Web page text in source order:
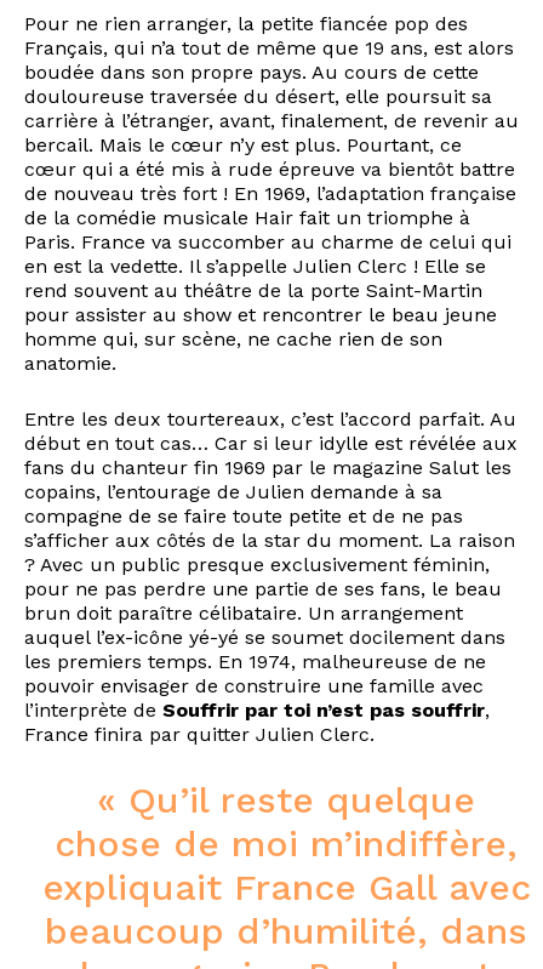
Pour ne rien arranger, la petite fiancée pop des
Français, qui n’a tout de même que 19 ans, est alors
boudée dans son propre pays. Au cours de cette
douloureuse traversée du désert, elle poursuit sa
carrière à l’étranger, avant, finalement, de revenir au
bercail. Mais le cœur n’y est plus. Pourtant, ce
cœur qui a été mis à rude épreuve va bientôt battre
de nouveau très fort ! En 1969, l’adaptation française
de la comédie musicale Hair fait un triomphe à
Paris. France va succomber au charme de celui qui
en est la vedette. Il s’appelle Julien Clerc ! Elle se
rend souvent au théâtre de la porte Saint-Martin
pour assister au show et rencontrer le beau jeune
homme qui, sur scène, ne cache rien de son
anatomie.
Entre les deux tourtereaux, c’est l’accord parfait. Au
début en tout cas… Car si leur idylle est révélée aux
fans du chanteur fin 1969 par le magazine Salut les
copains, l’entourage de Julien demande à sa
compagne de se faire toute petite et de ne pas
s’afficher aux côtés de la star du moment. La raison
? Avec un public presque exclusivement féminin,
pour ne pas perdre une partie de ses fans, le beau
brun doit paraître célibataire. Un arrangement
auquel l’ex-icône yé-yé se soumet docilement dans
les premiers temps. En 1974, malheureuse de ne
pouvoir envisager de construire une famille avec
l’interprète de Souffrir par toi n’est pas souffrir,
France finira par quitter Julien Clerc.
« Qu’il reste quelque
chose de moi m’indiffère,
expliquait France Gall avec
beaucoup d’humilité, dans